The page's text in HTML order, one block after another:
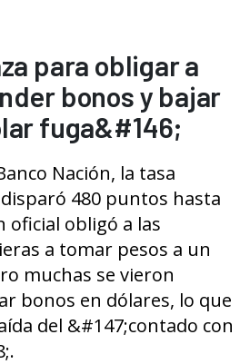
para obligar a
bonos y bajar
fuga&#146;
Nación, la tasa
480 puntos hasta
oficial obligó a las
a tomar pesos a un
muchas se vieron
bonos en dólares, lo que
del &#147;contado con